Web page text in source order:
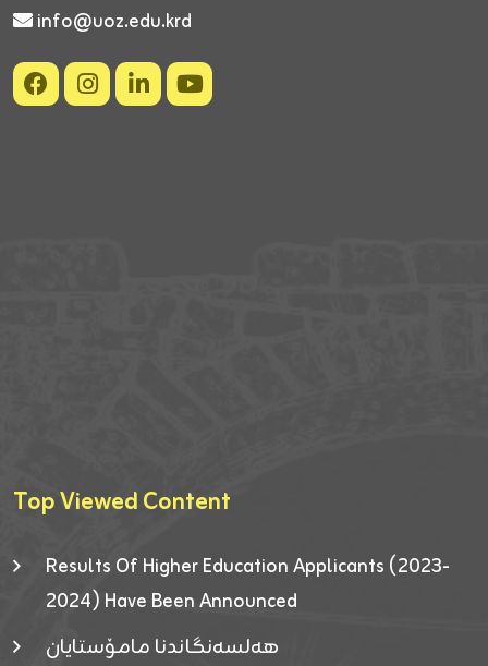
info@uoz.edu.krd
Top Viewed Content
Results Of Higher Education Applicants (2023-
2024) Have Been Announced
هەلسەنگاندنا مامۆستایان